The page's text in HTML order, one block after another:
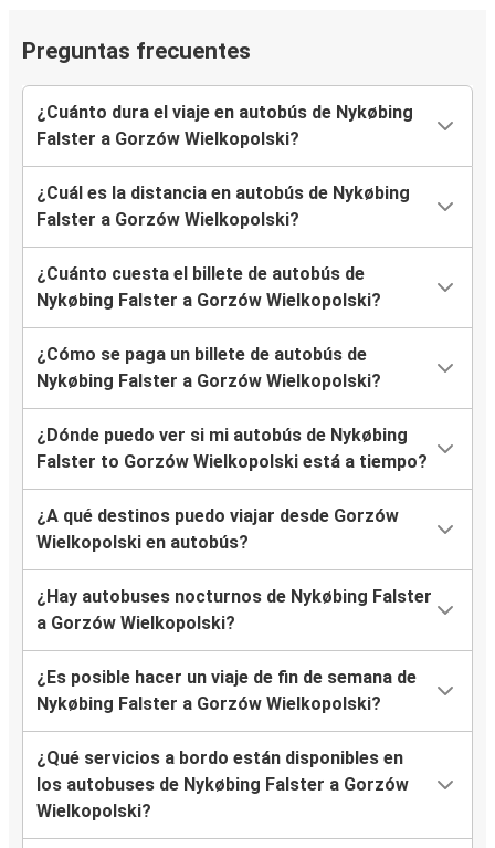
Preguntas frecuentes
¿Cuánto dura el viaje en autobús de Nykøbing
Falster a Gorzów Wielkopolski?
¿Cuál es la distancia en autobús de Nykøbing
Falster a Gorzów Wielkopolski?
¿Cuánto cuesta el billete de autobús de
Nykøbing Falster a Gorzów Wielkopolski?
¿Cómo se paga un billete de autobús de
Nykøbing Falster a Gorzów Wielkopolski?
¿Dónde puedo ver si mi autobús de Nykøbing
Falster to Gorzów Wielkopolski está a tiempo?
¿A qué destinos puedo viajar desde Gorzów
Wielkopolski en autobús?
¿Hay autobuses nocturnos de Nykøbing Falster
a Gorzów Wielkopolski?
¿Es posible hacer un viaje de fin de semana de
Nykøbing Falster a Gorzów Wielkopolski?
¿Qué servicios a bordo están disponibles en
los autobuses de Nykøbing Falster a Gorzów
Wielkopolski?